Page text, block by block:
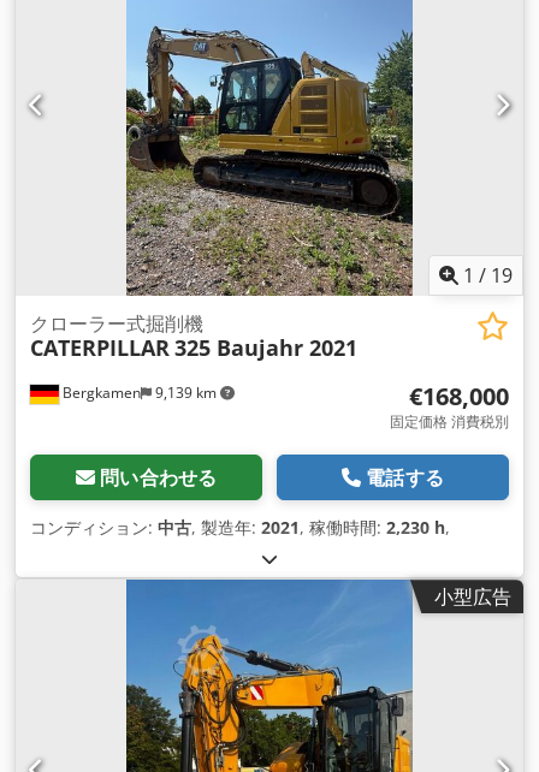
1 / 19
Bergkamen 9,139 km
クローラー式掘削機
CATERPILLAR325 Baujahr 2021
€168,000
固定価格 消費税別
問い合わせる 電話する
コンディション: 中古, 製造年: 2021, 稼働時間: 2,230 h,
小型広告